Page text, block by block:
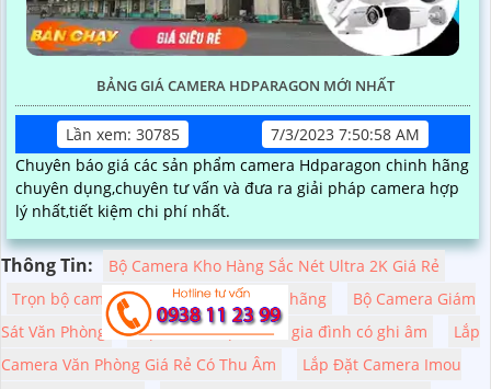
BẢNG GIÁ CAMERA HDPARAGON MỚI NHẤT
Lần xem: 30785
7/3/2023 7:50:58 AM
Chuyên báo giá các sản phẩm camera Hdparagon chinh hãng
chuyên dụng,chuyên tư vấn và đưa ra giải pháp camera hợp
lý nhất,tiết kiệm chi phí nhất.
Thông Tin:
Bộ Camera Kho Hàng Sắc Nét Ultra 2K Giá Rẻ
Trọn bộ camera gia đình giá rẻ chính hãng
Bộ Camera Giám
Sát Văn Phòng
Lắp camera quan sát gia đình có ghi âm
Lắp
Camera Văn Phòng Giá Rẻ Có Thu Âm
Lắp Đặt Camera Imou